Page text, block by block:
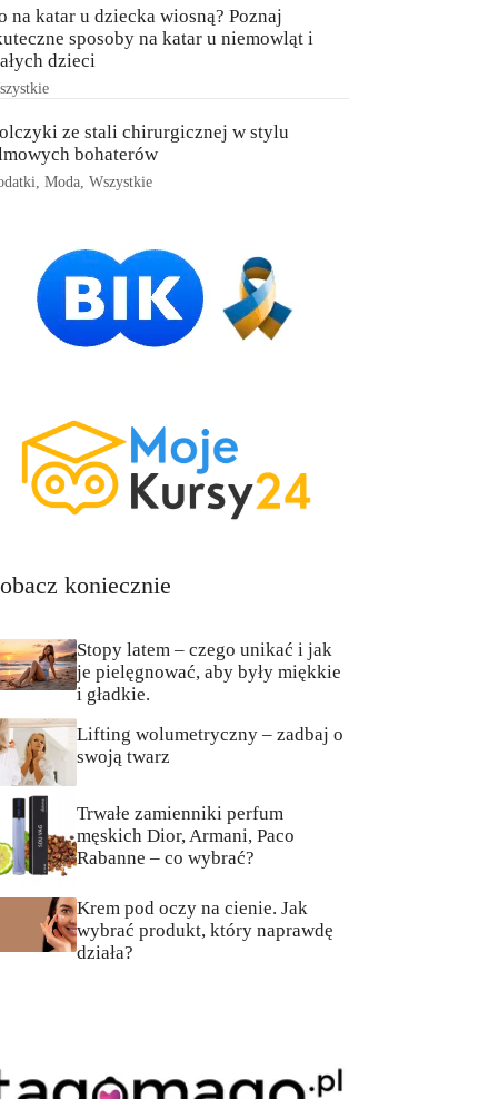
na katar u dziecka wiosną? Poznaj
sposoby na katar u niemowląt i
dzieci
ze stali chirurgicznej w stylu
bohaterów
,Moda,Wszystkie
koniecznie
Stopy latem – czego unikać i jak
je pielęgnować, aby były miękkie
i gładkie.
Lifting wolumetryczny – zadbaj o
swoją twarz
Trwałe zamienniki perfum
męskich Dior, Armani, Paco
Rabanne – co wybrać?
Krem pod oczy na cienie. Jak
wybrać produkt, który naprawdę
działa?